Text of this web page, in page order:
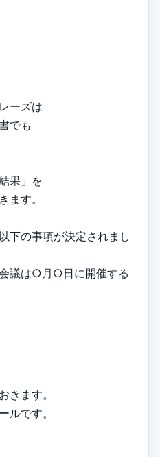
ーズは
でも
果」を
ます。
下の事項が決定されまし
議は○月○日に開催する
きます。
ルです。